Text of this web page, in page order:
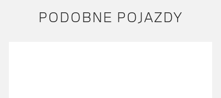
PODOBNE POJAZDY